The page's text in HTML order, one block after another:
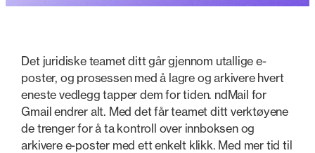
Det juridiske teamet ditt går gjennom utallige e-
poster, og prosessen med å lagre og arkivere hvert
eneste vedlegg tapper dem for tiden. ndMail for
Gmail endrer alt. Med det får teamet ditt verktøyene
de trenger for å ta kontroll over innboksen og
arkivere e-poster med ett enkelt klikk. Med mer tid til